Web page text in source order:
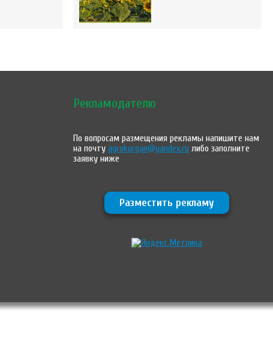
Рекламодателю
По вопросам размещения рекламы напишите нам
на почтуagrokurgan@yandex.ru либо заполните
заявку ниже
Разместить рекламу